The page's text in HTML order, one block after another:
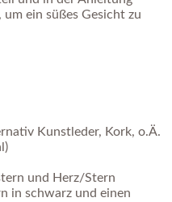
ein süßes Gesicht zu
Kunstleder, Kork, o.Ä.
und Herz/Stern
in schwarz und einen